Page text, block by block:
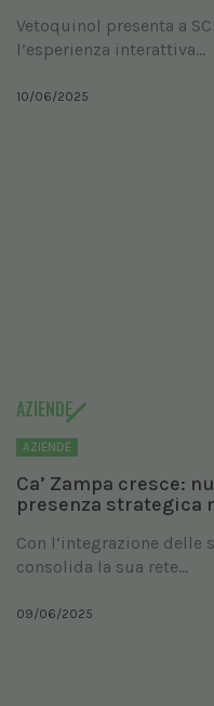
Vetoquinol presenta a
l’esperienza interattiva...
10/06/2025
AZIENDE
AZIENDE
Ca’ Zampa cresce:
presenza strategica
Con l’integrazione delle
consolida la sua rete...
09/06/2025